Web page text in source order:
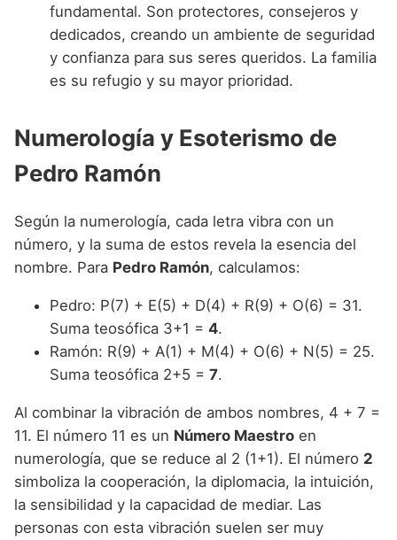
fundamental. Son protectores, consejeros y
dedicados, creando un ambiente de seguridad
y confianza para sus seres queridos. La familia
es su refugio y su mayor prioridad.
Numerología y Esoterismo de
Pedro Ramón
Según la numerología, cada letra vibra con un
número, y la suma de estos revela la esencia del
nombre. Para Pedro Ramón, calculamos:
Pedro: P(7) + E(5) + D(4) + R(9) + O(6) = 31.
Suma teosófica 3+1 = 4.
Ramón: R(9) + A(1) + M(4) + O(6) + N(5) = 25.
Suma teosófica 2+5 = 7.
Al combinar la vibración de ambos nombres, 4 + 7 =
11. El número 11 es un Número Maestro en
numerología, que se reduce al 2 (1+1). El número 2
simboliza la cooperación, la diplomacia, la intuición,
la sensibilidad y la capacidad de mediar. Las
personas con esta vibración suelen ser muy